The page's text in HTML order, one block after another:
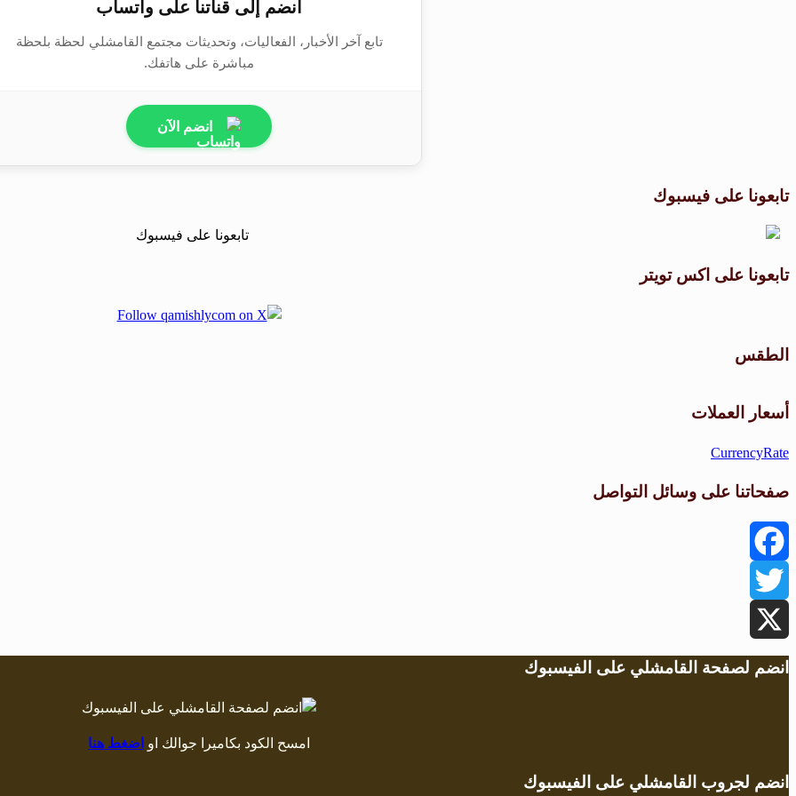
انضم إلى قناتنا على واتساب
تابع آخر الأخبار، الفعاليات، وتحديثات مجتمع القامشلي لحظة بلحظة
مباشرة على هاتفك.
انضم الآن
تابعونا على فيسبوك
تابعونا على اكس تويتر
الطقس
أسعار العملات
CurrencyRate
صفحاتنا على وسائل التواصل
Facebook
Twitter
X
انضم لصفحة القامشلي على الفيسبوك
امسح الكود بكاميرا جوالك او اضغط هنا
انضم لجروب القامشلي على الفيسبوك